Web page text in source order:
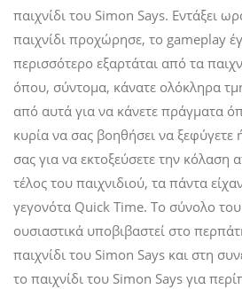
παιχνίδι του Simon Says. Εντάξει
παιχνίδι προχώρησε, το gameplay
περισσότερο εξαρτάται από τα
όπου, σύντομα, κάνατε ολόκληρα
από αυτά για να κάνετε πράγματα
κυρία να σας βοηθήσει να ξεφύγετε
σας για να εκτοξεύσετε την κόλαση
τέλος του παιχνιδιού, τα πάντα
γεγονότα Quick Time. Το σύνολο του
ουσιαστικά υποβιβαστεί στο
παιχνίδι του Simon Says και στη
το παιχνίδι του Simon Says για